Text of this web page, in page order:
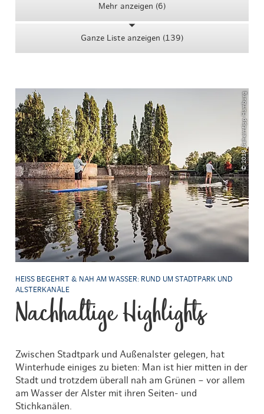
Mehr anzeigen (6)
Ganze Liste anzeigen (139)
© 2018 Geheimtipp Hamburg
HEISS BEGEHRT & NAH AM WASSER: RUND UM STADTPARK UND A
LSTERKANÄLE
Nachhaltige Highlights
Zwischen Stadtpark und Außenalster gelegen, hat
Winterhude einiges zu bieten: Man ist hier mitten in der
Stadt und trotzdem überall nah am Grünen – vor allem
am Wasser der Alster mit ihren Seiten- und
Stichkanälen.